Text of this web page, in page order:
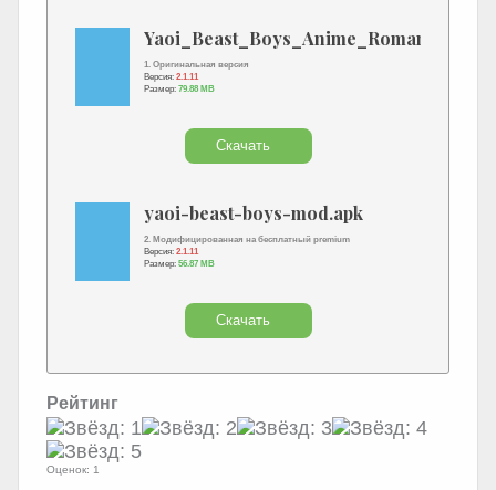
1. Оригинальная версия
Версия: 2.1.11
Размер: 79.88 MB
Скачать
yaoi-beast-boys-mod.apk
2. Модифицированная на бесплатный premium
Версия: 2.1.11
Размер: 56.87 MB
Скачать
Рейтинг
Оценок: 1